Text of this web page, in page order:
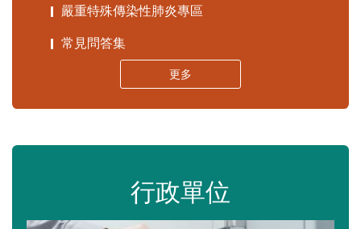
嚴重特殊傳染性肺炎專區
常見問答集
更多
行政單位